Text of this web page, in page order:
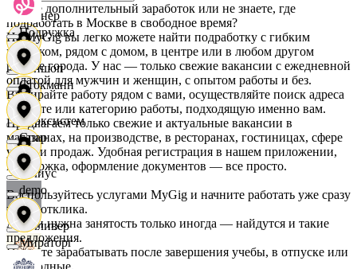
Вайнер
Ваншоп
Ворксистем
Гелиус
Гулливер
Подружка
Стокманн
Cпар
demo
Мираторг
Ищете дополнительный заработок или не знаете, где
подработать в Москве в свободное время?
На MyGig вы легко можете найти подработку с гибким
графиком, рядом с домом, в центре или в любом другом
районе города. У нас — только свежие вакансии с ежедневной
оплатой для мужчин и женщин, с опытом работы и без.
Выбирайте работу рядом с вами, осуществляйте поиск адреса
на карте или категорию работы, подходящую именно вам.
Предлагаем только свежие и актуальные вакансии в
магазинах, на производстве, в ресторанах, гостиницах, сфере
услуг и продаж. Удобная регистрация в нашем приложении,
поддержка, оформление документов — все просто.
Воспользуйтесь услугами MyGig и начните работать уже сразу
после отклика.
А если нужна занятость только иногда — найдутся и такие
предложения.
Начните зарабатывать после завершения учебы, в отпуске или
в выходные.